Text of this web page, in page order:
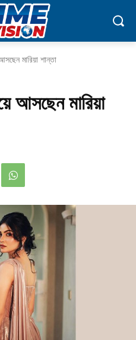
মারিয়া শান্তা
আসছেন মারিয়া